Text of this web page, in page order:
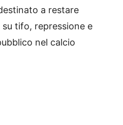
a restare
tifo, repressione e
nel calcio